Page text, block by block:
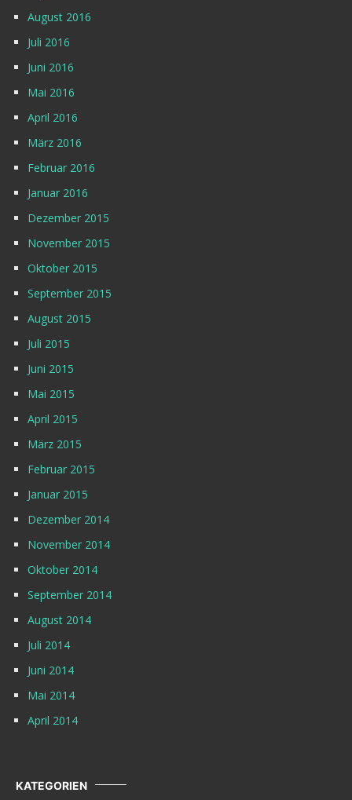
August 2016
Juli 2016
Juni 2016
Mai 2016
April 2016
März 2016
Februar 2016
Januar 2016
Dezember 2015
November 2015
Oktober 2015
September 2015
August 2015
Juli 2015
Juni 2015
Mai 2015
April 2015
März 2015
Februar 2015
Januar 2015
Dezember 2014
November 2014
Oktober 2014
September 2014
August 2014
Juli 2014
Juni 2014
Mai 2014
April 2014
KATEGORIEN